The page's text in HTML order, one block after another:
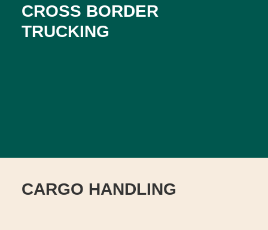
CROSS BORDER
TRUCKING
CARGO HANDLING